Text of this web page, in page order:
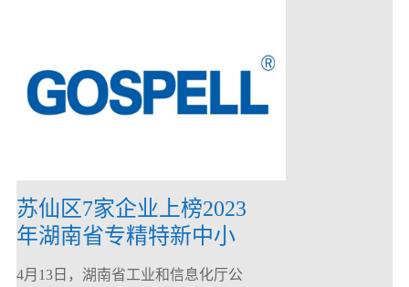
苏仙区7家企业上榜2023
年湖南省专精特新中小
企业
4月13日，湖南省工业和信息化厅公